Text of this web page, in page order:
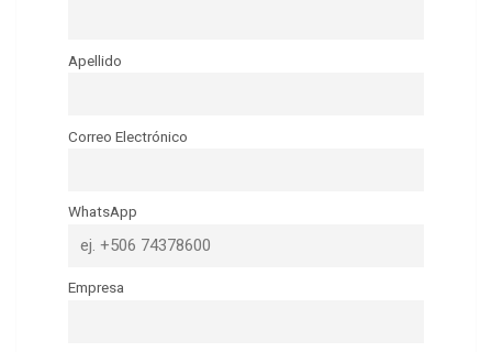
Apellido
Correo Electrónico
WhatsApp
Empresa